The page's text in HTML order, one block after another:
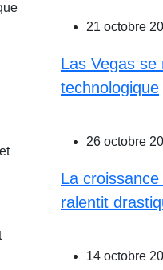
21 octobre
Las Vegas se
technologique
26 octobre
La
ralentit
14 octobre